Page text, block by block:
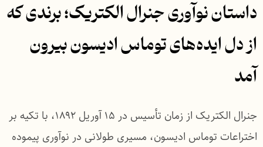
داستان نوآوری جنرال الکتریک؛ برندی که
از دل ایده‌های توماس ادیسون بیرون
آمد
جنرال الکتریک از زمان تأسیس در ۱۵ آوریل ۱۸۹۲، با تکیه بر
اختراعات توماس ادیسون، مسیری طولانی در نوآوری پیموده